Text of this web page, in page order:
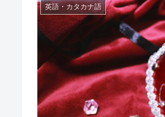
英語・カタカナ語